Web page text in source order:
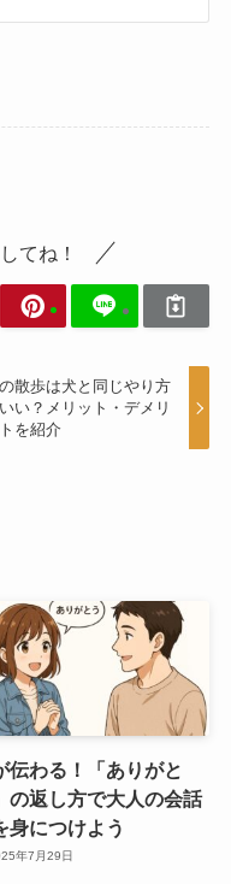
てね！
散歩は犬と同じやり方
い？メリット・デメリ
を紹介
伝わる！「ありがと
の返し方で大人の会話
身につけよう
年7月29日